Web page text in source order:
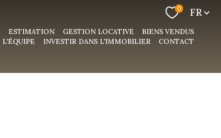
0 Langue
FR
ESTIMATION GESTION LOCATIVE
BIENS VENDUS
L'ÉQUIPE INVESTIR DANS L'IMMOBILIER CONTACT